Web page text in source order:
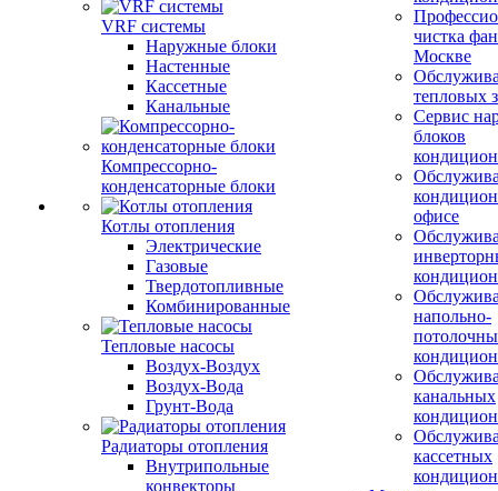
VRF системы
Наружные блоки
Настенные
Кассетные
Канальные
Компрессорно-
конденсаторные блоки
Котлы отопления
Электрические
Газовые
Твердотопливные
Комбинированные
Тепловые насосы
Воздух-Воздух
Воздух-Вода
Грунт-Вода
Радиаторы отопления
Внутрипольные
конвекторы
чистка
Москве
тепловых
Сервис
блоков
офисе
напольно-
канальных
кассетных